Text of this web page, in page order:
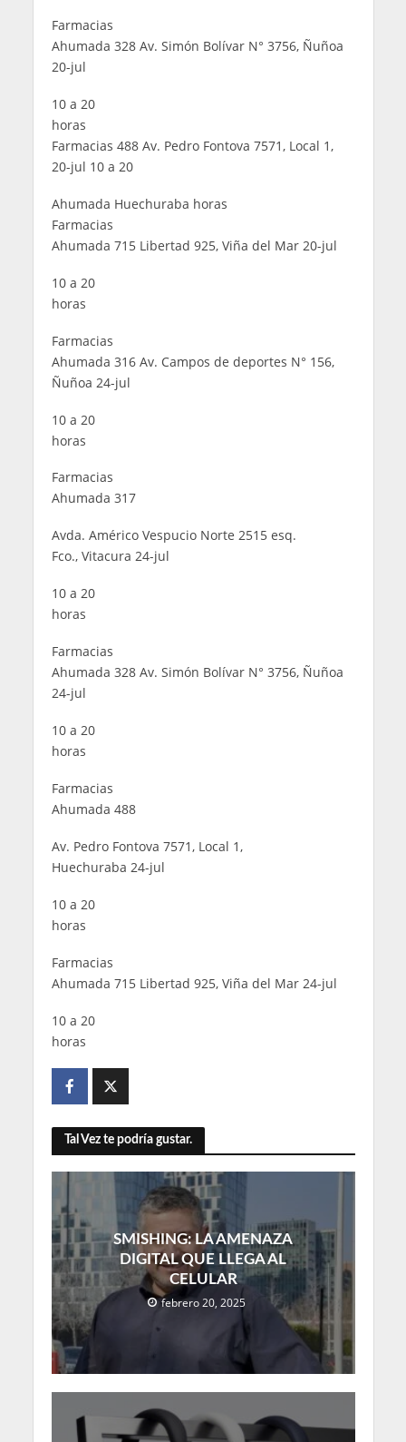
Farmacias
Ahumada 328 Av. Simón Bolívar N° 3756, Ñuñoa
20-jul
10 a 20
horas
Farmacias 488 Av. Pedro Fontova 7571, Local 1,
20-jul 10 a 20
Ahumada Huechuraba horas
Farmacias
Ahumada 715 Libertad 925, Viña del Mar 20-jul
10 a 20
horas
Farmacias
Ahumada 316 Av. Campos de deportes N° 156,
Ñuñoa 24-jul
10 a 20
horas
Farmacias
Ahumada 317
Avda. Américo Vespucio Norte 2515 esq.
Fco., Vitacura 24-jul
10 a 20
horas
Farmacias
Ahumada 328 Av. Simón Bolívar N° 3756, Ñuñoa
24-jul
10 a 20
horas
Farmacias
Ahumada 488
Av. Pedro Fontova 7571, Local 1,
Huechuraba 24-jul
10 a 20
horas
Farmacias
Ahumada 715 Libertad 925, Viña del Mar 24-jul
10 a 20
horas
Tal Vez te podría gustar.
SMISHING: LA AMENAZA
DIGITAL QUE LLEGA AL
CELULAR
febrero 20, 2025